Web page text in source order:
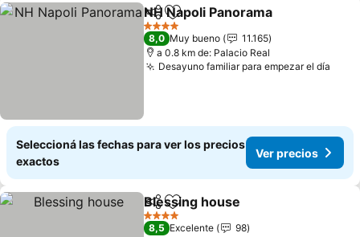
CompartirAñadir a favoritos
NH Napoli Panorama
4 Estrellas
8,0 Muy bueno
11.165
a 0.8 km de: Palacio Real
Desayuno familiar para empezar el día
Seleccioná las fechas para ver los precios
exactos
Ver precios
CompartirAñadir a favoritos
Blessing house
4 Estrellas
8,5 Excelente
98